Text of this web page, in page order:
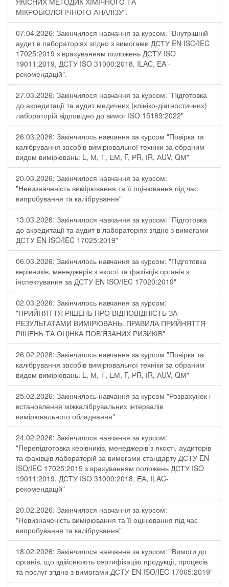
МІКРОБІОЛОГІЧНОГО АНАЛІЗУ".
07.04.2026: Закінчилося навчання за курсом: "Внутрішній
аудит в лабораторіях згідно з вимогами ДСТУ EN ISO/IEC
17025:2019 з врахуванням положень ДСТУ ISO
19011:2019, ДСТУ ISO 31000:2018, ILAC, EA -
рекомендацій".
27.03.2026: Закінчилося навчання за курсом: "Підготовка
до акредитації та аудит медичних (клініко-діагностичних)
лабораторій відповідно до вимог ISO 15189:2022"
26.03.2026: Закінчилось навчання за курсом "Повірка та
калібрування засобів вимірювальної техніки за обраним
видом вимірювань: L, М, Т, ЕМ, F, РR, ІR, АUV, QМ"
20.03.2026: Закінчилося навчання за курсом:
"Невизначеність вимірювання та її оцінювання під час
випробування та калібрування"
13.03.2026: Закінчилося навчання за курсом: "Підготовка
до акредитації та аудит в лабораторіях згідно з вимогами
ДСТУ EN ISO/IEC 17025:2019"
06.03.2026: Закінчилось навчання за курсом: "Підготовка
керівників, менеджерів з якості та фахівців органів з
інспектування за ДСТУ EN ISO/IEC 17020:2019"
02.03.2026: Закінчилось навчання за курсом:
"ПРИЙНЯТТЯ РІШЕНЬ ПРО ВІДПОВІДНІСТЬ ЗА
РЕЗУЛЬТАТАМИ ВИМІРЮВАНЬ. ПРАВИЛА ПРИЙНЯТТЯ
РІШЕНЬ ТА ОЦІНКА ПОВ’ЯЗАНИХ РИЗИКІВ"
26.02.2026: Закінчилось навчання за курсом "Повірка та
калібрування засобів вимірювальної техніки за обраним
видом вимірювань: L, М, Т, ЕМ, F, РR, ІR, АUV, QМ"
25.02.2026: Закінчилось навчання за курсом "Розрахунок і
встановлення міжкалібрувальних інтервалів
вимірювального обладнання"
24.02.2026: Закінчилося навчання за курсом:
"Перепідготовка керівників, менеджерів з якості, аудиторів
та фахівців лабораторій за вимогами стандарту ДСТУ EN
ISO/IEC 17025:2019 з врахуванням положень ДСТУ ISO
19011:2019, ДСТУ ISO 31000:2018, ЕА, ILAC-
рекомендацій"
20.02.2026: Закінчилося навчання за курсом:
"Невизначеність вимірювання та її оцінювання під час
випробування та калібрування"
18.02.2026: Закінчилося навчання за курсом: "Вимоги до
органів, що здійснюють сертифікацію продукції, процесів
та послуг згідно з вимогами ДСТУ EN ISO/IEC 17065:2019"